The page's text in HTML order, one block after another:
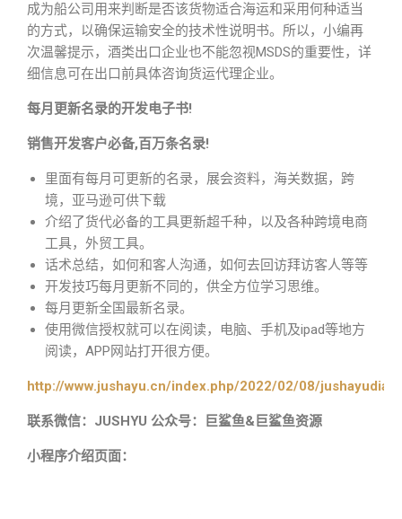
成为船公司用来判断是否该货物适合海运和采用何种适当
的方式，以确保运输安全的技术性说明书。所以，小编再
次温馨提示，酒类出口企业也不能忽视MSDS的重要性，详
细信息可在出口前具体咨询货运代理企业。
每月更新名录的开发电子书!
销售开发客户必备,百万条名录!
里面有每月可更新的名录，展会资料，海关数据，跨
境，亚马逊可供下载
介绍了货代必备的工具更新超千种，以及各种跨境电商
工具，外贸工具。
话术总结，如何和客人沟通，如何去回访拜访客人等等
开发技巧每月更新不同的，供全方位学习思维。
每月更新全国最新名录。
使用微信授权就可以在阅读，电脑、手机及ipad等地方
阅读，APP网站打开很方便。
http://www.jushayu.cn/index.php/2022/02/08/
联系微信：JUSHYU 公众号：巨鲨鱼&巨鲨鱼资源
小程序介绍页面：